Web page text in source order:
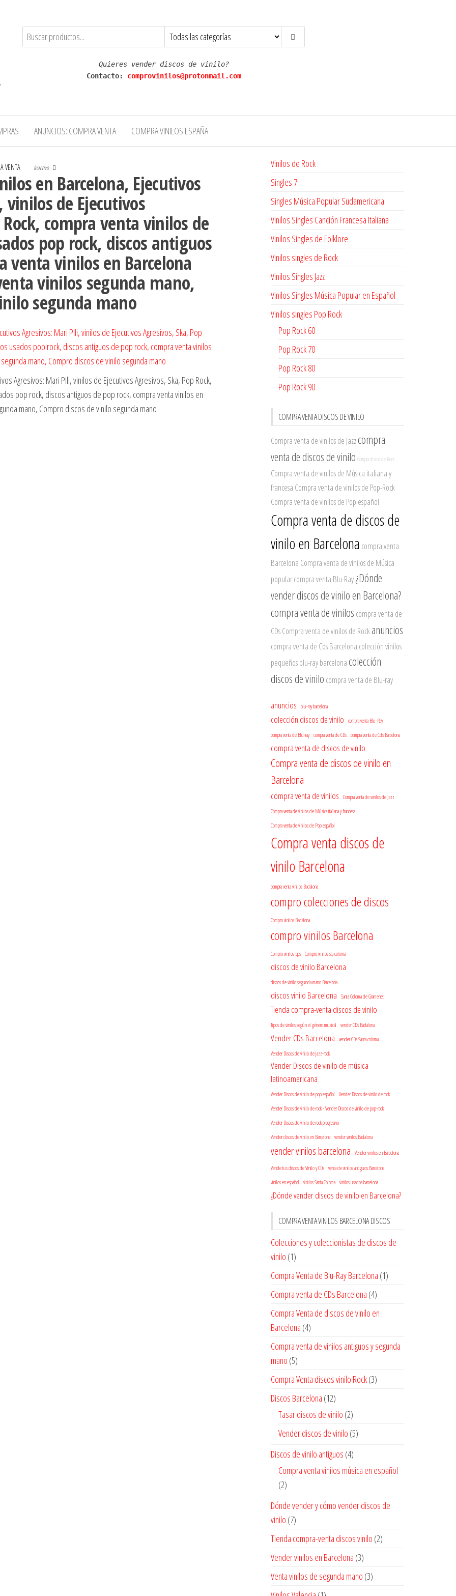
Quieres vender discos de vinilo?
Contacto: comprovinilos@protonmail.com
ANUNCIOS: COMPRA VENTA COMPRA VINILOS ESPAÑA
VENTA Inactivo
en Barcelona, Ejecutivos
de Ejecutivos
compra venta vinilos de
pop rock, discos antiguos
venta vinilos en Barcelona
vinilos segunda mano,
segunda mano
Agresivos: Mari Pili, vinilos de Ejecutivos Agresivos, Ska, Pop Rock,
pop rock, discos antiguos de pop rock, compra venta vinilos en
mano, Compro discos de vinilo segunda mano
Vinilos de Rock
Singles 7'
Singles Música Popular Sudamericana
Vinilos Singles Canción Francesa Italiana
Vinilos Singles de Folklore
Vinilos singles de Rock
Vinilos Singles Jazz
Vinilos Singles Música Popular en Español
Vinilos singles Pop Rock
Pop Rock 60
Pop Rock 70
Pop Rock 80
Pop Rock 90
COMPRA VENTA DISCOS DE VINILO
Compra venta de vinilos de Jazz compra
venta de discos de vinilo Compra discos de Rock
Compra venta de vinilos de Música italiana y
francesa Compra venta de vinilos de Pop-Rock
Compra venta de vinilos de Pop español
Compra venta de discos de
vinilo en Barcelona compra venta
Barcelona Compra venta de vinilos de Música
popular compra venta Blu-Ray ¿Dónde
vender discos de vinilo en Barcelona?
compra venta de vinilos compra venta de
CDs Compra venta de vinilos de Rock anuncios
compra venta de Cds Barcelona colección vinilos
pequeños blu-ray barcelona colección
discos de vinilo compra venta de Blu-ray
anuncios blu-ray barcelona
colección discos de vinilo
compra venta Blu-Ray
compra venta de Blu-ray
compra venta de CDs compra venta de Cds Barcelona
compra venta de discos de vinilo
Compra venta de discos de vinilo en
Barcelona
compra venta de vinilos
Compra venta de vinilos de Jazz
Compra venta de vinilos de Música italiana y francesa
Compra venta de vinilos de Pop español
Compra venta discos de
vinilo Barcelona
compra venta vinilos Badalona
compro colecciones de discos
Compro vinilos Badalona
compro vinilos Barcelona
Compro vinilos Lps Compro vinilos sta coloma
discos de vinilo Barcelona
discos de vinilo segunda mano Barcelona
discos vinilo Barcelona Santa Coloma de Gramenet
Tienda compra-venta discos de vinilo
Tipos de vinilos según el género musical vender CDs Badalona
Vender CDs Barcelona
vender CDs Santa coloma
Vender Discos de vinilo de jazz-rock
Vender Discos de vinilo de música
latinoamericana
Vender Discos de vinilo de pop español
Vender Discos de vinilo de rock
Vender Discos de vinilo de rock - Vender Discos de vinilo de pop-rock
Vender Discos de vinilo de rock progresivo
Vender discos de vinilo en Barcelona
vender vinilos Badalona
vender vinilos barcelona Vender vinilos en Barcelona
Vende tus discos de Vinilo y CDs
venta de vinilos antiguos Barcelona
vinilos en español
vinilos Santa Coloma vinilos usados barcelona
¿Dónde vender discos de vinilo en Barcelona?
COMPRA VENTA VINILOS BARCELONA DISCOS
Colecciones y coleccionistas de discos de
vinilo (1)
Compra Venta de Blu-Ray Barcelona (1)
Compra venta de CDs Barcelona (4)
Compra Venta de discos de vinilo en
Barcelona (4)
Compra venta de vinilos antiguos y segunda
mano (5)
Compra Venta discos vinilo Rock(3)
Discos Barcelona (12)
Tasar discos de vinilo (2)
Vender discos de vinilo (5)
Discos de vinilo antiguos (4)
Compra venta vinilos música en español
(2)
Dónde vender y cómo vender discos de
vinilo (7)
Tienda compra-venta discos vinilo (2)
Vender vinilos en Barcelona (3)
Venta vinilos de segunda mano (3)